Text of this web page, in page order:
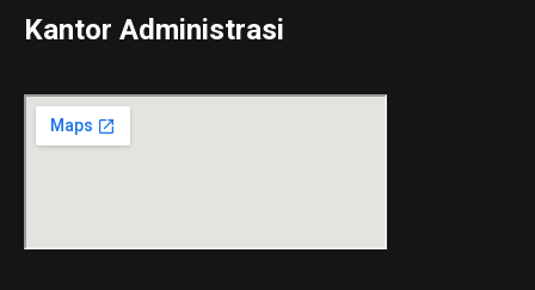
Kantor Administrasi